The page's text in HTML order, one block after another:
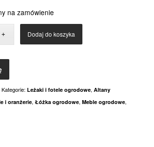
na zamówienie
Dodaj do koszyka
Kategorie: Leżaki i fotele ogrodowe, Altany
i oranżerie, Łóżka ogrodowe, Meble ogrodowe,